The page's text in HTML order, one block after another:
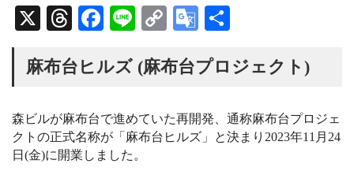
g
a
d
b
e
C
a
n
X
T
ea
Fa
bo
Li
C
y
nk
G
gl
Tr
an
麻布台ヒルズ (麻布台プロジェクト)
森ビルが麻布台で進めていた再開発、通称麻布台プロジェ
クトの正式名称が「麻布台ヒルズ」と決まり2023年11月24
日(金)に開業しました 。